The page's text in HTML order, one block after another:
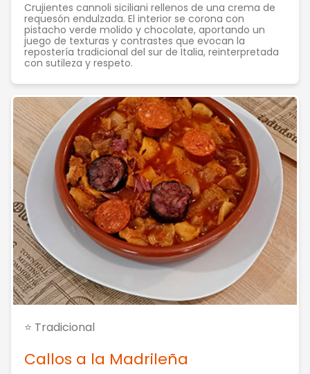
Crujientes cannoli siciliani rellenos de una crema de
requesón endulzada. El interior se corona con
pistacho verde molido y chocolate, aportando un
juego de texturas y contrastes que evocan la
repostería tradicional del sur de Italia, reinterpretada
con sutileza y respeto.
⭐ Tradicional
Callos a la Madrileña